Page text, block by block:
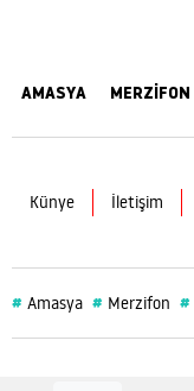
AMASYA MERZİFON
Künye İletişim
# Amasya # Merzifon #